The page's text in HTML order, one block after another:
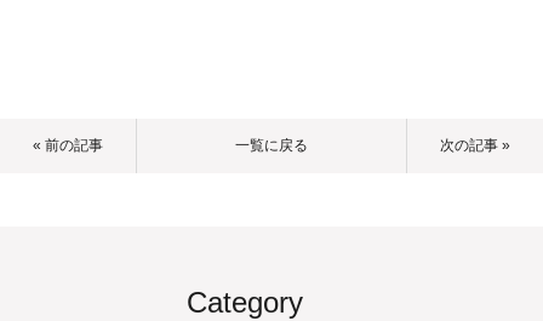
« 前の記事 一覧に戻る 次の記事 »
Category